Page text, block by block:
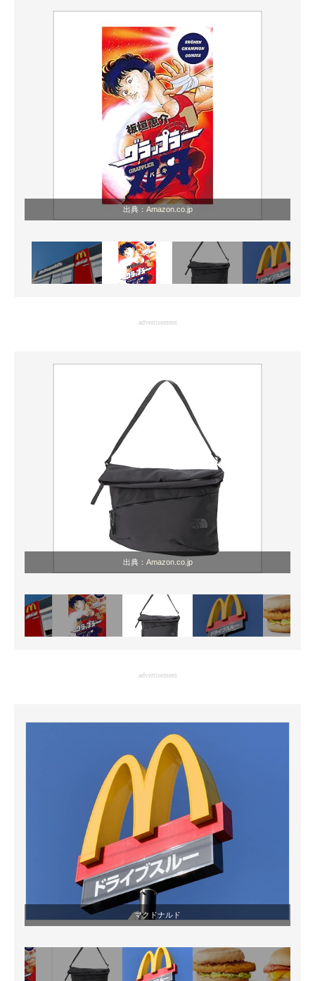
製造業のIT導入・活用を支援
モノづくり技術者専門サイト
エレクトロニクス専門サイト
電子設計の基本と応用
エネルギーの専門メディア
建設×テクノロジーの最前線
ちょっと気になるネットの話題
出典： Amazon.co.jp
advertisement
出典： Amazon.co.jp
advertisement
マクドナルド